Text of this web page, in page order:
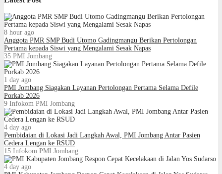
8 hour ago
Anggota PMR SMP Budi Utomo Gadingmangu Berikan Pertolongan
Pertama kepada Siswi yang Mengalami Sesak Napas
35 PMI Jombang
1 day ago
PMI Jombang Siagakan Layanan Pertolongan Pertama Selama Defile
Porkab 2026
9 Infokom PMI Jombang
4 day ago
Pembidaian di Lokasi Jadi Langkah Awal, PMI Jombang Antar Pasien
Cedera Lengan ke RSUD
15 Infokom PMI Jombang
4 day ago